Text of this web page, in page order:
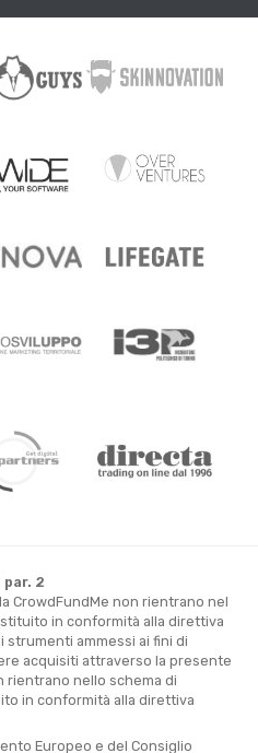
par. 2
CrowdFundMe non rientrano nel
in conformità alla direttiva
strumenti ammessi ai fini di
acquisiti attraverso la presente
nello schema di
in conformità alla direttiva
Europeo e del Consiglio